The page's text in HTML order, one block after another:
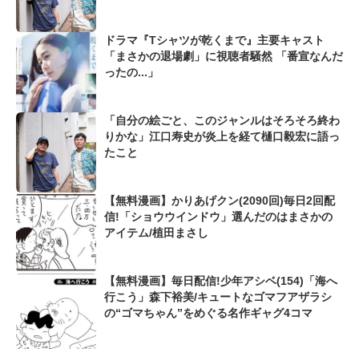
ドラマ『Tシャツが乾くまで』主要キャスト
「まさかの退場劇」に視聴者騒然 「番宣なんだ
ったの...」
「自分の絵ごと、このジャンルはそろそろ終わ
りかな」江口寿史が炎上を経て樋口毅宏に語っ
たこと
【無料漫画】かりあげクン(2090回)毎日2回配
信!「ショウウインドウ」選んだのはまさかの
アイテム/植田まさし
【無料漫画】毎日配信!少年アシベ(154)「海へ
行こう」森下裕美/キュートなゴマフアザラシ
の“ゴマちゃん”をめぐる名作ギャグ4コマ